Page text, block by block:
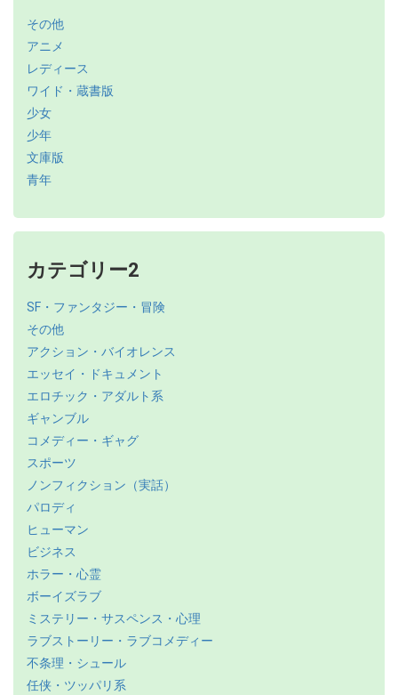
その他
アニメ
レディース
ワイド・蔵書版
少女
少年
文庫版
青年
カテゴリー2
SF・ファンタジー・冒険
その他
アクション・バイオレンス
エッセイ・ドキュメント
エロチック・アダルト系
ギャンブル
コメディー・ギャグ
スポーツ
ノンフィクション（実話）
パロディ
ヒューマン
ビジネス
ホラー・心霊
ボーイズラブ
ミステリー・サスペンス・心理
ラブストーリー・ラブコメディー
不条理・シュール
任侠・ツッパリ系